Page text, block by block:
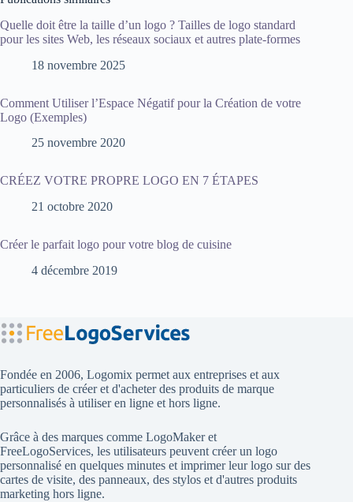
Quelle doit être la taille d’un logo ? Tailles de logo standard
pour les sites Web, les réseaux sociaux et autres plate-formes
18 novembre 2025
Comment Utiliser l’Espace Négatif pour la Création de votre
Logo (Exemples)
25 novembre 2020
CRÉEZ VOTRE PROPRE LOGO EN 7 ÉTAPES
21 octobre 2020
Créer le parfait logo pour votre blog de cuisine
4 décembre 2019
Fondée en 2006, Logomix permet aux entreprises et aux
particuliers de créer et d'acheter des produits de marque
personnalisés à utiliser en ligne et hors ligne.
Grâce à des marques comme LogoMakeret
FreeLogoServices, les utilisateurs peuvent créer un logo
personnalisé en quelques minutes et imprimer leur logo sur des
cartes de visite, des panneaux, des stylos et d'autres produits
marketing hors ligne.